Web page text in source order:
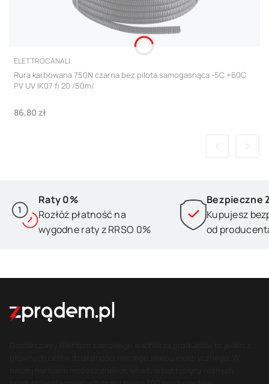
PRODUCENT
ELETTROCANALI
Rura karbowana 750N czarna bez pilota samogasnąca -5C +60C
PV UV IK07 fi 20 /50m/
Cena
86,80 zł
Raty 0%
Rozłóż płatność na
wygodne raty z RRSO 0%
Bezpieczne
Kupujesz
od